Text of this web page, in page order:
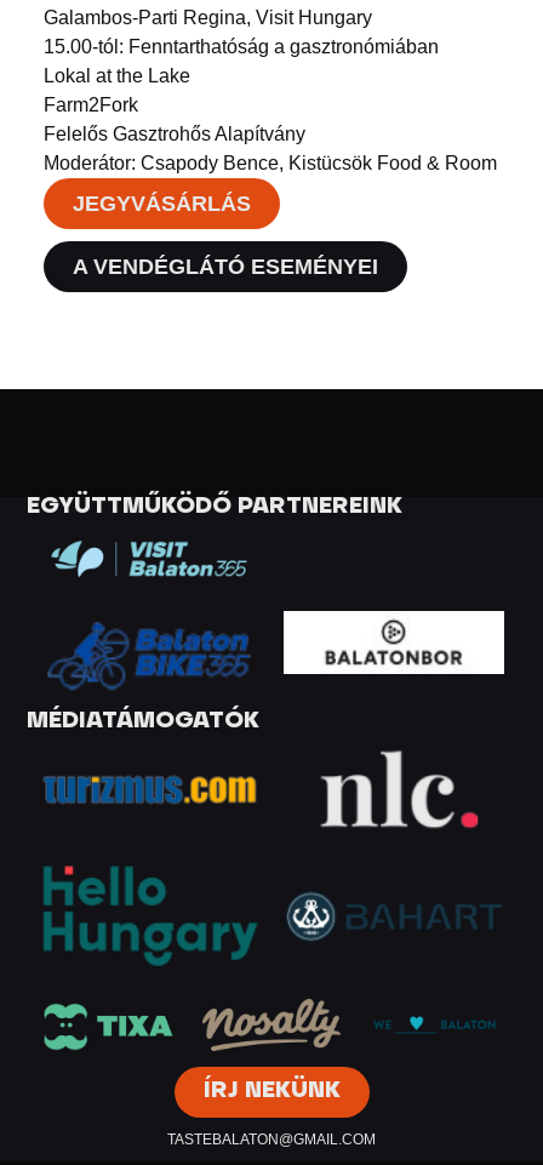
Galambos-Parti Regina, Visit Hungary
15.00-tól: Fenntarthatóság a gasztronómiában
Lokal at the Lake
Farm2Fork
Felelős Gasztrohős Alapítvány
Moderátor: Csapody Bence, Kistücsök Food & Room
JEGYVÁSÁRLÁS
A VENDÉGLÁTÓ ESEMÉNYEI
EGYÜTTMŰKÖDŐ PARTNEREINK
MÉDIATÁMOGATÓK
ÍRJ NEKÜNK
TASTEBALATON@GMAIL.COM